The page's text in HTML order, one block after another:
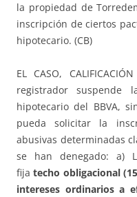
la propiedad de
inscripción de ciertos
hipotecario. (CB)
EL CASO,
registrador suspende
hipotecario del BBVA,
pueda solicitar la
abusivas determinadas
se han denegado: a)
fijatecho obligacional
intereses ordinarios a